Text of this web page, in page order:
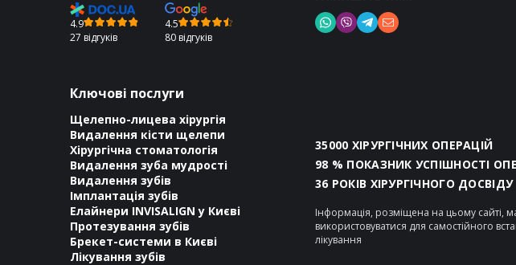
4.9
27 відгуків
4.5
80 відгуків
Ключові послуги
Щелепно-лицева хірургія
Видалення кісти щелепи
Хірургічна стоматологія
Видалення зуба мудрості
Видалення зубів
Імплантація зубів
Елайнери INVISALIGN у Києві
Протезування зубів
Брекет-системи в Києві
Лікування зубів
35000 ХІРУРГІЧНИХ ОПЕРАЦІЙ
98 % ПОКАЗНИК УСПІШНОСТІ
36 РОКІВ ХІРУРГІЧНОГО ДОСВІДУ
Інформація, розміщена на цьому сайті,
використовуватися для самостійного
лікування